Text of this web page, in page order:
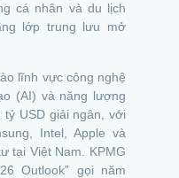
cá nhân và du lịch
lớp trung lưu mở
lĩnh vực công nghệ
(AI) và năng lượng
USD giải ngân, với
Intel, Apple và
tại Việt Nam. KPMG
Outlook” gọi năm